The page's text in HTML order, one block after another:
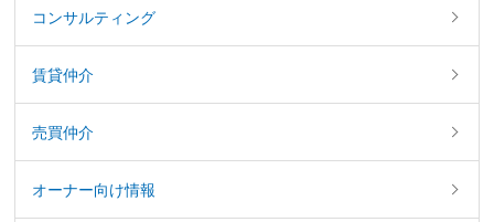
コンサルティング
賃貸仲介
売買仲介
オーナー向け情報